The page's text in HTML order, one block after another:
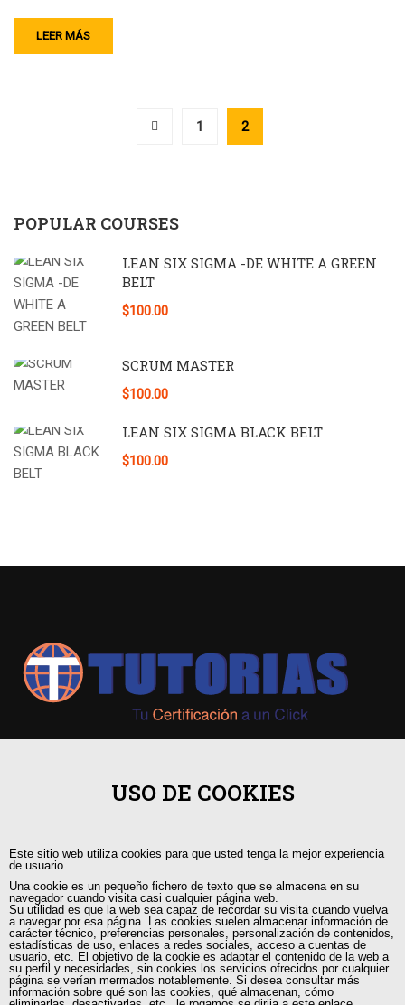
LEER MÁS
1 2
POPULAR COURSES
LEAN SIX SIGMA -DE WHITE A GREEN
BELT
$100.00
SCRUM MASTER
$100.00
LEAN SIX SIGMA BLACK BELT
$100.00
capacitacion@tutorias.ec
USO DE COOKIES
Este sitio web utiliza cookies para que usted tenga la mejor experiencia
de usuario.
Una cookie es un pequeño fichero de texto que se almacena en su
navegador cuando visita casi cualquier página web.
Su utilidad es que la web sea capaz de recordar su visita cuando vuelva
a navegar por esa página. Las cookies suelen almacenar información de
carácter técnico, preferencias personales, personalización de contenidos,
estadísticas de uso, enlaces a redes sociales, acceso a cuentas de
usuario, etc. El objetivo de la cookie es adaptar el contenido de la web a
su perfil y necesidades, sin cookies los servicios ofrecidos por cualquier
página se verían mermados notablemente. Si desea consultar más
información sobre qué son las cookies, qué almacenan, cómo